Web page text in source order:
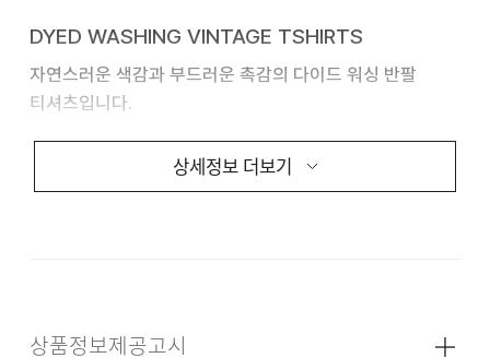
상세정보 더보기
DYED WASHING VINTAGE TSHIRTS
자연스러운 색감과 부드러운 촉감의 다이드 워싱 반팔
티셔츠입니다.
20수 고밀도 원단을 사용하여 탄탄하면서도 편안한
착용감을 제공합니다.가먼트 다잉과 아쿠아 워싱 공정을
FABRIC & INFORMATION
상품정보제공고시